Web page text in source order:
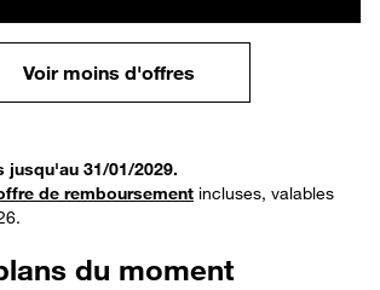
Voir moins d'offres
jusqu'au 31/01/2029.
de remboursement incluses, valables
du moment